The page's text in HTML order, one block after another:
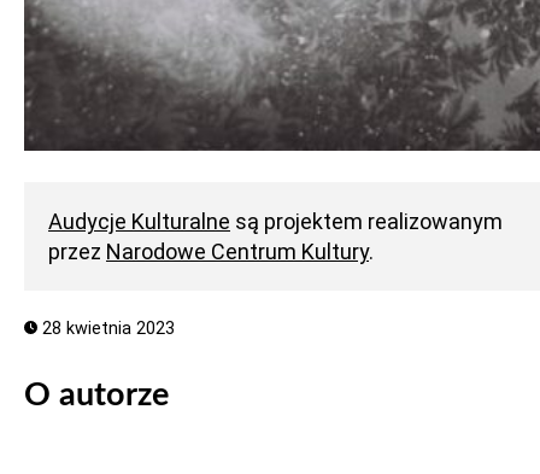
Audycje Kulturalne są projektem realizowanym
przez Narodowe Centrum Kultury.
28 kwietnia 2023
O autorze